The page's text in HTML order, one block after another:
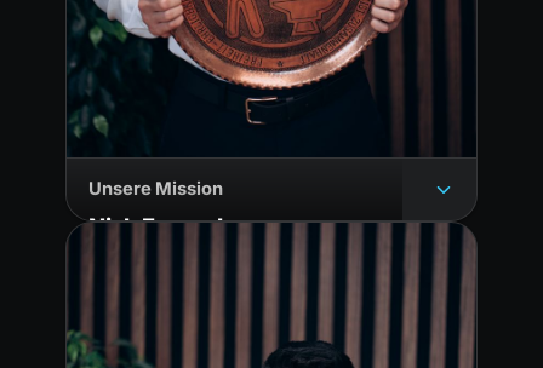
Nick Frenzel
Unsere Mission